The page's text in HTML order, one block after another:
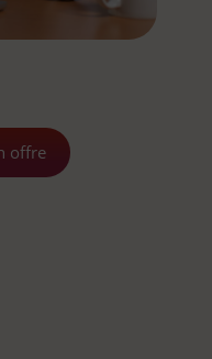
offre